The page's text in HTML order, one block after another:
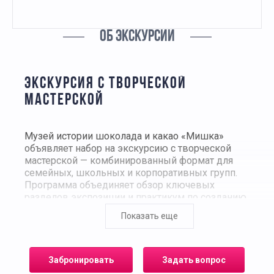
ОБ ЭКСКУРСИИ
ЭКСКУРСИЯ С ТВОРЧЕСКОЙ
МАСТЕРСКОЙ
Музей истории шоколада и какао «Мишка»
объявляет набор на экскурсию с творческой
мастерской — комбинированный формат для
семейных, школьных и корпоративных групп.
Программа объединяет обзор ключевых
разделов экспозиции и практикум по созданию
авторского изделия из шоколада под
руководством технолога.
Содержание
Показать еще
Забронировать Задать вопрос